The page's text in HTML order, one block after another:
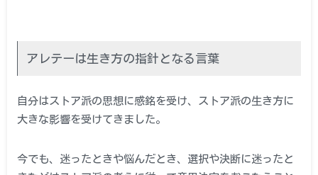
アレテーは生き方の指針となる言葉
自分はストア派の思想に感銘を受け、ストア派の生き方に
大きな影響を受けてきました。
今でも、迷ったときや悩んだとき、選択や決断に迷ったと